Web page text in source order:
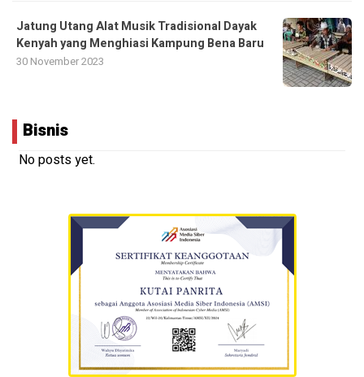
Jatung Utang Alat Musik Tradisional Dayak
Kenyah yang Menghiasi Kampung Bena Baru
30 November 2023
Bisnis
No posts yet.